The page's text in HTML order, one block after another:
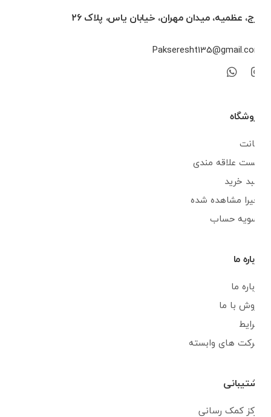
کرج، عظمیه، میدان مهران، خیابان یاس، پلاک ۲۶
Pakseresht135@gmail.com
فروشگاه
اکانت
لیست علاقه مندی
سبد خرید
اخیرا مشاهده شده
تسویه حساب
درباره ما
درباره ما
فروش با ما
شرایط
شرکت های وابسته
پشتیبانی
مرکز کمک رسانی